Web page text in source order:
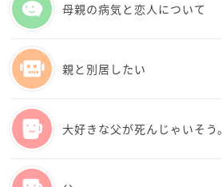
母親の病気と恋人について
親と別居したい
大好きな父が死んじゃいそう。